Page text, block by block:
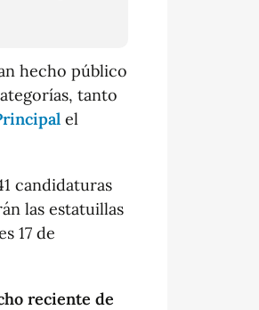
hecho público
tanto
el
candidaturas
las estatuillas
17 de
reciente de